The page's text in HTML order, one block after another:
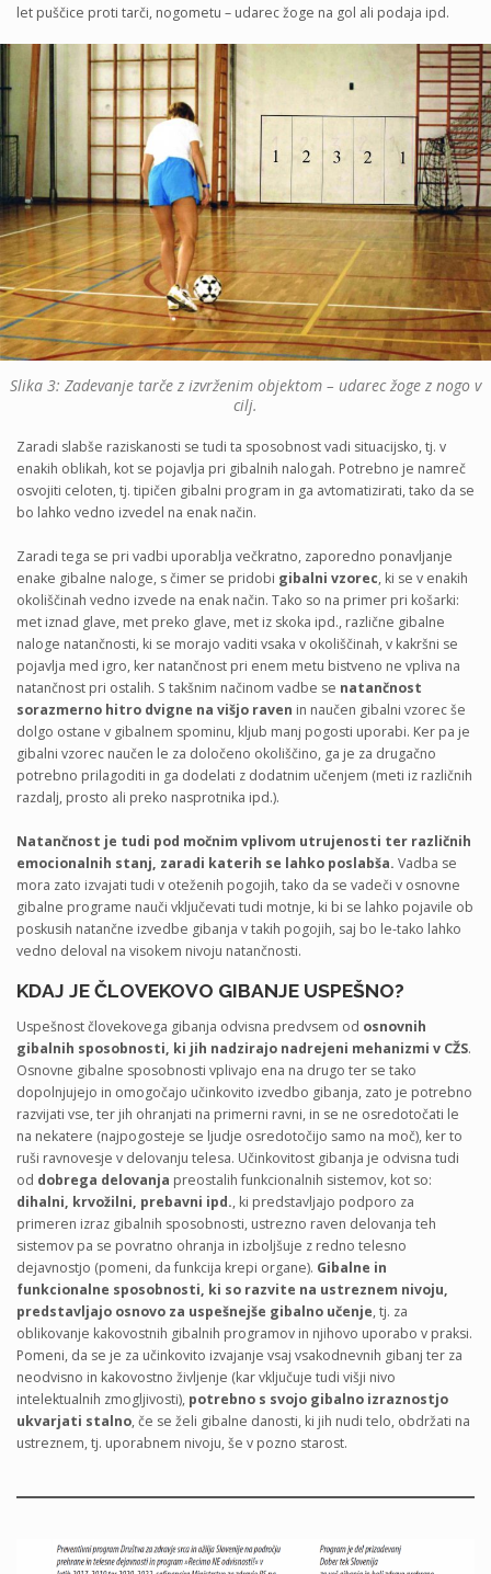
let puščice proti tarči, nogometu – udarec žoge na gol ali podaja ipd.
Slika 3: Zadevanje tarče z izvrženim objektom – udarec žoge z nogo v
cilj.
Zaradi slabše raziskanosti se tudi ta sposobnost vadi situacijsko, tj. v
enakih oblikah, kot se pojavlja pri gibalnih nalogah. Potrebno je namreč
osvojiti celoten, tj. tipičen gibalni program in ga avtomatizirati, tako da se
bo lahko vedno izvedel na enak način.
Zaradi tega se pri vadbi uporablja večkratno, zaporedno ponavljanje
enake gibalne naloge, s čimer se pridobi gibalni vzorec, ki se v enakih
okoliščinah vedno izvede na enak način. Tako so na primer pri košarki:
met iznad glave, met preko glave, met iz skoka ipd., različne gibalne
naloge natančnosti, ki se morajo vaditi vsaka v okoliščinah, v kakršni se
pojavlja med igro, ker natančnost pri enem metu bistveno ne vpliva na
natančnost pri ostalih. S takšnim načinom vadbe se natančnost
sorazmerno hitro dvigne na višjo raven in naučen gibalni vzorec še
dolgo ostane v gibalnem spominu, kljub manj pogosti uporabi. Ker pa je
gibalni vzorec naučen le za določeno okoliščino, ga je za drugačno
potrebno prilagoditi in ga dodelati z dodatnim učenjem (meti iz različnih
razdalj, prosto ali preko nasprotnika ipd.).
Natančnost je tudi pod močnim vplivom utrujenosti ter različnih
emocionalnih stanj, zaradi katerih se lahko poslabša. Vadba se
mora zato izvajati tudi v oteženih pogojih, tako da se vadeči v osnovne
gibalne programe nauči vključevati tudi motnje, ki bi se lahko pojavile ob
poskusih natančne izvedbe gibanja v takih pogojih, saj bo le-tako lahko
vedno deloval na visokem nivoju natančnosti.
KDAJ JE ČLOVEKOVO GIBANJE USPEŠNO?
Uspešnost človekovega gibanja odvisna predvsem od osnovnih
gibalnih sposobnosti, ki jih nadzirajo nadrejeni mehanizmi v CŽS.
Osnovne gibalne sposobnosti vplivajo ena na drugo ter se tako
dopolnjujejo in omogočajo učinkovito izvedbo gibanja, zato je potrebno
razvijati vse, ter jih ohranjati na primerni ravni, in se ne osredotočati le
na nekatere (najpogosteje se ljudje osredotočijo samo na moč), ker to
ruši ravnovesje v delovanju telesa. Učinkovitost gibanja je odvisna tudi
od dobrega delovanja preostalih funkcionalnih sistemov, kot so:
dihalni, krvožilni, prebavni ipd., ki predstavljajo podporo za
primeren izraz gibalnih sposobnosti, ustrezno raven delovanja teh
sistemov pa se povratno ohranja in izboljšuje z redno telesno
dejavnostjo (pomeni, da funkcija krepi organe). Gibalne in
funkcionalne sposobnosti, ki so razvite na ustreznem nivoju,
predstavljajo osnovo za uspešnejše gibalno učenje, tj. za
oblikovanje kakovostnih gibalnih programov in njihovo uporabo v praksi.
Pomeni, da se je za učinkovito izvajanje vsaj vsakodnevnih gibanj ter za
neodvisno in kakovostno življenje (kar vključuje tudi višji nivo
intelektualnih zmogljivosti), potrebno s svojo gibalno izraznostjo
ukvarjati stalno, če se želi gibalne danosti, ki jih nudi telo, obdržati na
ustreznem, tj. uporabnem nivoju, še v pozno starost.